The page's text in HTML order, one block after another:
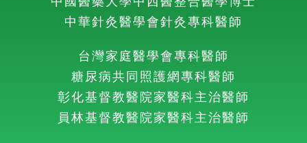
中華針灸醫學會針灸專科醫師
台灣家庭醫學會專科醫師
糖尿病共同照護網專科醫師
彰化基督教醫院家醫科主治醫師
員林基督教醫院家醫科主治醫師